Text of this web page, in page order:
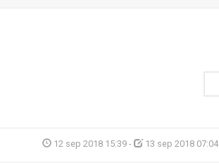
12 sep 2018 15:39- 13 sep 2018 07:04